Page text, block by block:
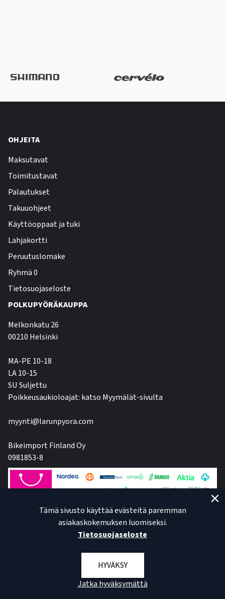
OHJEITA
Maksutavat
Toimitustavat
Palautukset
Takuuohjeet
Käyttöoppaat ja tuki
Lahjakortti
Peruutuslomake
Ryhmä 0
Tietosuojaseloste
POLKUPYÖRÄKAUPPA
Melkonkatu 26
00210 Helsinki
MA-PE 10-18
LA 10-15
SU Suljettu
Poikkeusaukioloajat: katso Myymälät-sivulta
myynti@larunpyora.com
Bikeimport Finland Oy
0981853-8
Tämä sivusto käyttää evästeitä paremman
asiakaskokemuksen luomiseksi.
Tietosuojaseloste
HYVÄKSY
Jatka hyväksymättä